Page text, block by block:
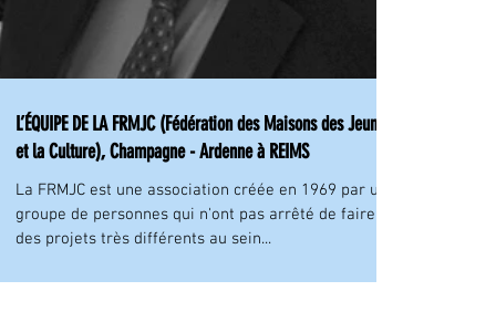
L’ÉQUIPE DE LA FRMJC (Fédération des Maisons des Jeunes
et la Culture), Champagne - Ardenne à REIMS
La FRMJC est une association créée en 1969 par un
groupe de personnes qui n'ont pas arrêté de faire
des projets très différents au sein...